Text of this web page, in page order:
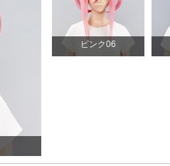
ピンク06